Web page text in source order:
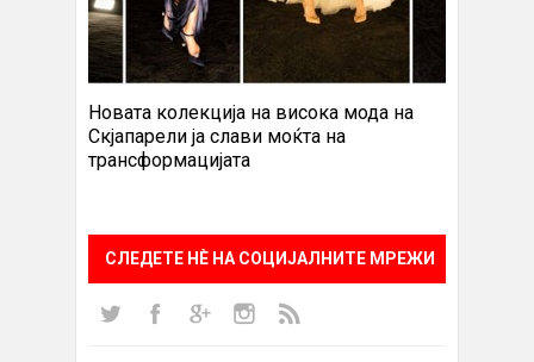
Новата колекција на висока мода на
Скјапарели ја слави моќта на
трансформацијата
СЛЕДЕТЕ НÈ НА СОЦИЈАЛНИТЕ МРЕЖИ